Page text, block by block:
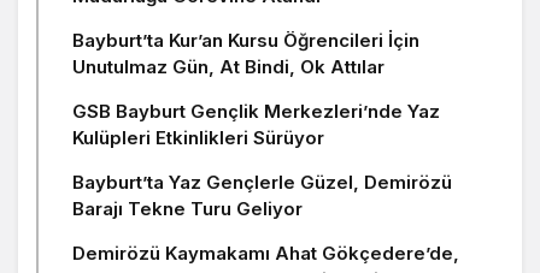
Bayburt’ta Kur’an Kursu Öğrencileri İçin
Unutulmaz Gün, At Bindi, Ok Attılar
GSB Bayburt Gençlik Merkezleri’nde Yaz
Kulüpleri Etkinlikleri Sürüyor
Bayburt’ta Yaz Gençlerle Güzel, Demirözü
Barajı Tekne Turu Geliyor
Demirözü Kaymakamı Ahat Gökçedere’de,